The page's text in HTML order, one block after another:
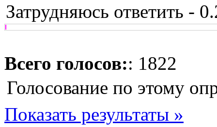
Затрудняюсь ответить -
Всего голосов:: 1822
Голосование по этому
Показать результаты »